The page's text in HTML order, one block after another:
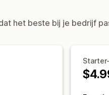
het beste bij je bedrijf